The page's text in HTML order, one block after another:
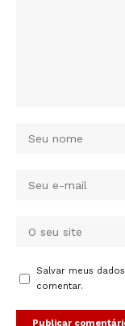
Salvar meus
comentar.